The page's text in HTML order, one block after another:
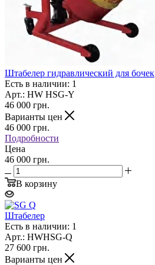
Штабелер гидравлический для бочек
Есть в наличии: 1
Арт.: HW HSG-Y
46 000 грн.
Варианты цен
46 000 грн.
Подробности
Цена
46 000 грн.
В корзину
Штабелер
Есть в наличии: 1
Арт.: HWHSG-Q
27 600 грн.
Варианты цен